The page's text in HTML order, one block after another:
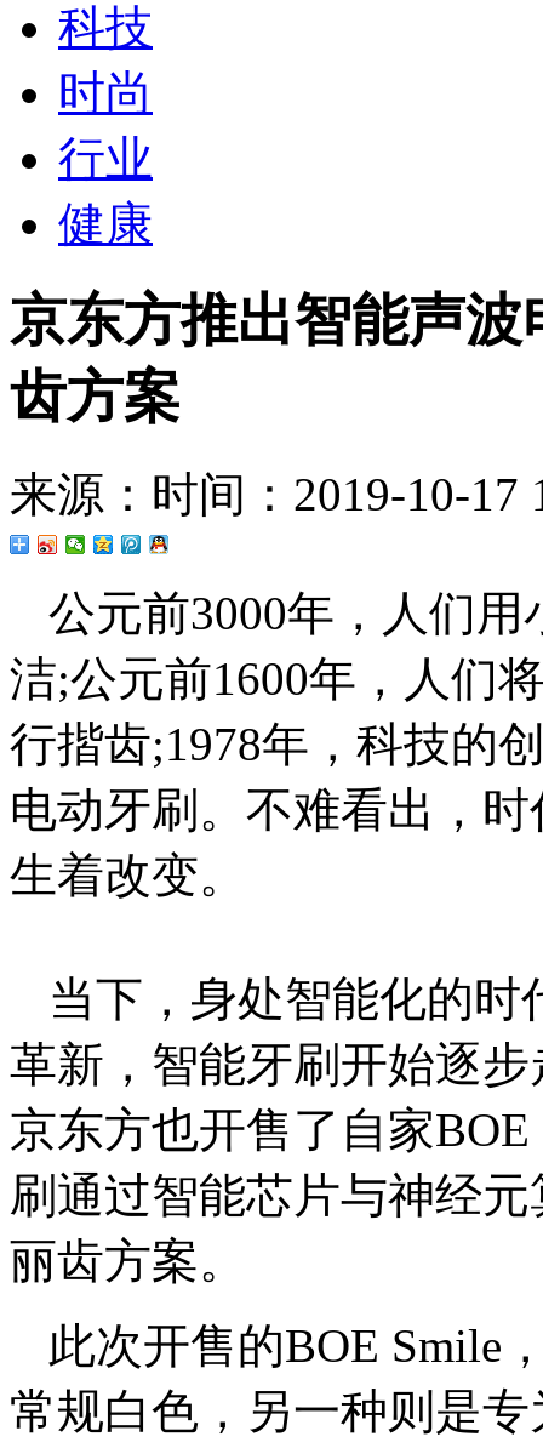
科技
时尚
行业
健康
京东方推出智能声
齿方案
来源： 时间：2019-10-17
公元前3000年，人们
洁;公元前1600年，人们
行揩齿;1978年，科技的
电动牙刷。不难看出，
生着改变。
当下，身处智能化的
革新，智能牙刷开始逐
京东方也开售了自家
刷通过智能芯片与神经
丽齿方案。
此次开售的BOE Smile
常规白色，另一种则是